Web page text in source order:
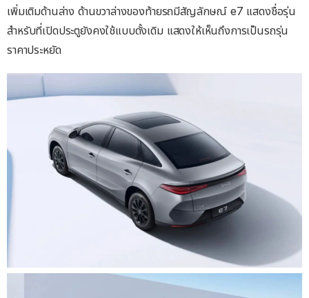
เพิ่มเติมด้านล่าง ด้านขวาล่างของท้ายรถมีสัญลักษณ์ e7 แสดงชื่อรุ่น
สำหรับที่เปิดประตูยังคงใช้แบบดั้งเดิม แสดงให้เห็นถึงการเป็นรถรุ่น
ราคาประหยัด